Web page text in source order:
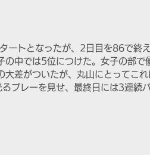
ートとなったが、2日目を86で終
中では5位につけた。女子の部で
差がついたが、丸山にとってこ
プレーを見せ、最終日には3連続